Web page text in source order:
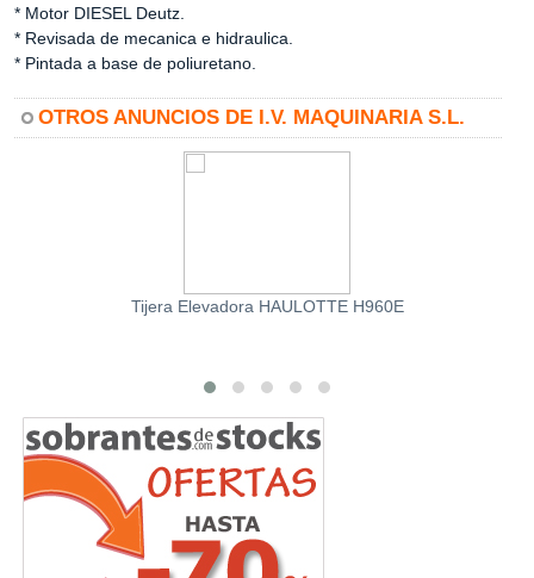
* Motor DIESEL Deutz.
* Revisada de mecanica e hidraulica.
* Pintada a base de poliuretano.
OTROS ANUNCIOS DE I.V. MAQUINARIA S.L.
Tijera Elevadora HAULOTTE H960E